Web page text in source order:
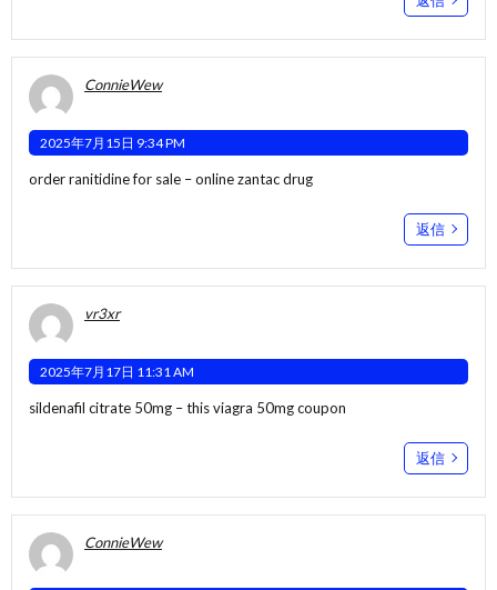
ConnieWew
2025年7月15日 9:34 PM
order ranitidine for sale –onlinezantac drug
返信
vr3xr
2025年7月17日 11:31 AM
sildenafil citrate 50mg –thisviagra 50mg coupon
返信
ConnieWew